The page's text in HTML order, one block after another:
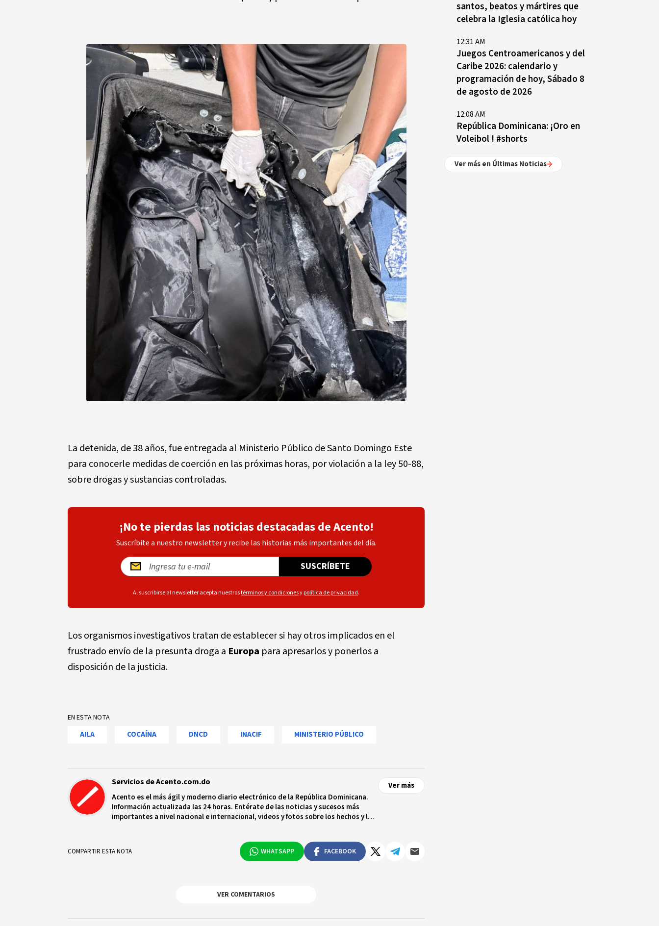
La detenida, de 38 años, fue entregada al Ministerio Público de Santo Domingo Este
para conocerle medidas de coerción en las próximas horas, por violación a la ley 50-88,
sobre drogas y sustancias controladas.
¡No te pierdas las noticias destacadas de Acento!
Suscríbite a nuestro newsletter y recibe las historias más importantes del día.
SUSCRÍBETE
Al suscribirse al newsletter acepta nuestrostérminos y condicionesypolítica de privacidad.
Los organismos investigativos tratan de establecer si hay otros implicados en el
frustrado envío de la presunta droga a Europa para apresarlos y ponerlos a
disposición de la justicia.
EN ESTA NOTA
AILA COCAÍNA DNCD INACIF MINISTERIO PÚBLICO
Servicios de Acento.com.do
Acento es el más ágil y moderno diario electrónico de la República Dominicana.
Información actualizada las 24 horas. Entérate de las noticias y sucesos más
importantes a nivel nacional e internacional, videos y fotos sobre los hechos y los
Ver más
COMPARTIR ESTA NOTA WHATSAPP FACEBOOK
VER COMENTARIOS
santos, beatos y mártires que
celebra la Iglesia católica hoy
12:31 AM
Juegos Centroamericanos y del
Caribe 2026: calendario y
programación de hoy, Sábado 8
de agosto de 2026
12:08 AM
República Dominicana: ¡Oro en
Voleibol ! #shorts
Ver más en Últimas Noticias